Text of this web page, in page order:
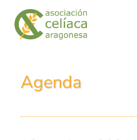
Agenda